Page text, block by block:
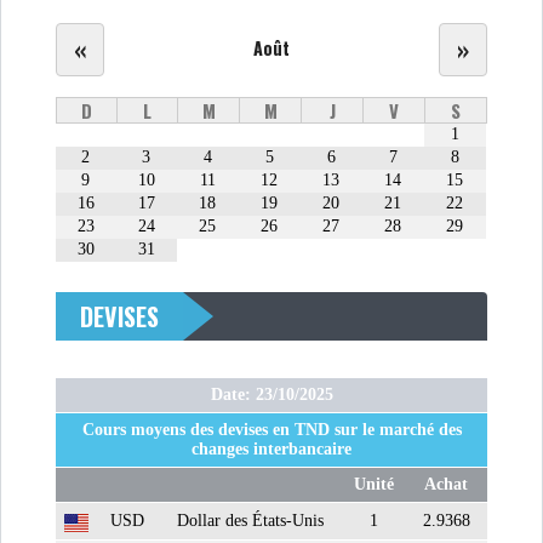
Août
« »
D L M M J V S
1
2
3 4 5 6 7
8
9
10 11 12 13 14
15
16
17 18 19 20 21
22
23
24 25 26 27 28
29
30
31
DEVISES
Date: 23/10/2025
Cours moyens des devises en TND sur le marché des
changes interbancaire
Unité
Achat
USD
Dollar des États-Unis 1 2.9368